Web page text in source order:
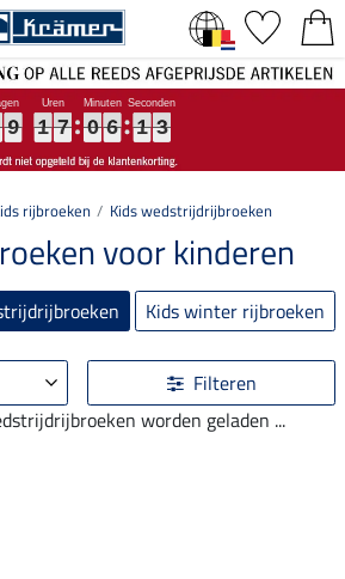
9
9
9
9 1
1
1
1 7
7
7
7 0
0
0
0 6
6
6
6 1
1
1
1 2
3
2
3
rijbroeken Kids wedstrijdrijbroeken
voor kinderen
Kids winter rijbroeken
Filteren